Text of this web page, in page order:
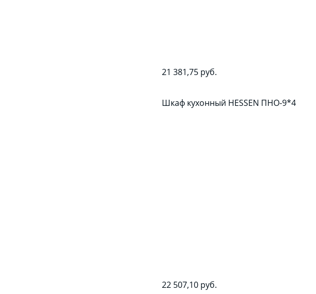
21 381,75 руб.
Шкаф кухонный HESSEN ПНО-9*4
22 507,10 руб.